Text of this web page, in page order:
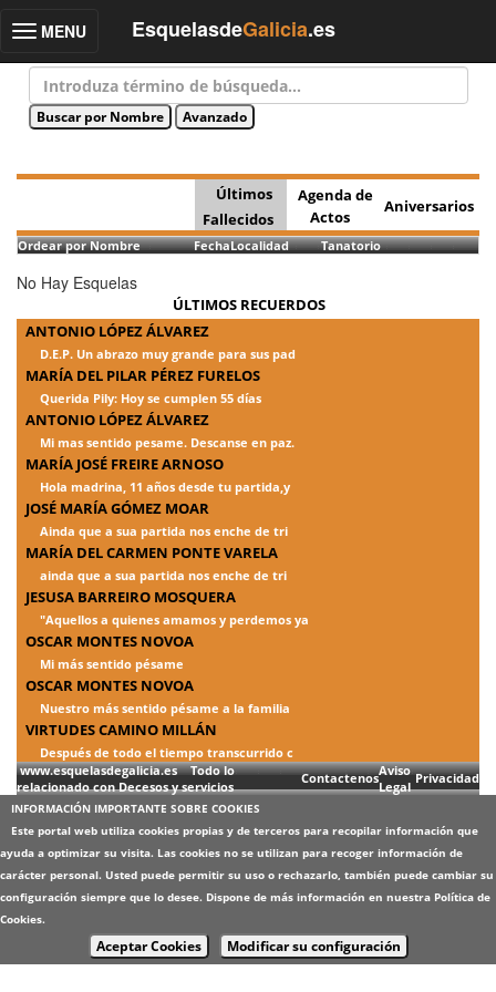
Toggle
MENU EsquelasdeGalicia.es
Últimos
Fallecidos
Agenda de
Actos
Aniversarios
Ordear por Nombre FechaLocalidad Tanatorio
No Hay Esquelas
ÚLTIMOS RECUERDOS
ANTONIO LÓPEZ ÁLVAREZ
D.E.P. Un abrazo muy grande para sus pad
MARÍA DEL PILAR PÉREZ FURELOS
Querida Pily: Hoy se cumplen 55 días
ANTONIO LÓPEZ ÁLVAREZ
Mi mas sentido pesame. Descanse en paz.
MARÍA JOSÉ FREIRE ARNOSO
Hola madrina, 11 años desde tu partida,y
JOSÉ MARÍA GÓMEZ MOAR
Ainda que a sua partida nos enche de tri
MARÍA DEL CARMEN PONTE VARELA
ainda que a sua partida nos enche de tri
JESUSA BARREIRO MOSQUERA
"Aquellos a quienes amamos y perdemos ya
OSCAR MONTES NOVOA
Mi más sentido pésame
OSCAR MONTES NOVOA
Nuestro más sentido pésame a la familia
VIRTUDES CAMINO MILLÁN
Después de todo el tiempo transcurrido c
www.esquelasdegalicia.es Todo lo
relacionado con Decesos y servicios
ContactenosAviso
Legal
Privacidad
INFORMACIÓN IMPORTANTE SOBRE COOKIES
Este portal web utiliza cookies propias y de terceros para recopilar información que
ayuda a optimizar su visita. Las cookies no se utilizan para recoger información de
carácter personal. Usted puede permitir su uso o rechazarlo, también puede cambiar su
configuración siempre que lo desee. Dispone de más información en nuestra Política de
Cookies.